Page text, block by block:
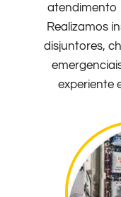
atendimento
Realizamos
disjuntores,
experiente